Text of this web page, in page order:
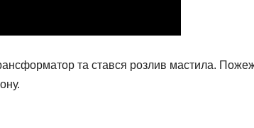
та стався розлив мастила.